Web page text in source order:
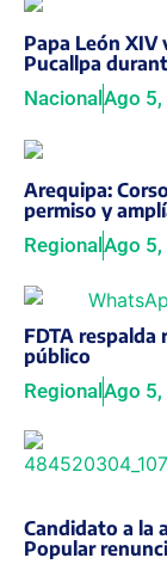
Papa León XIV
Pucallpa
Nacional Ago
Arequipa:
permiso y
RegionalAgo
FDTA respalda
público
Regional Ago
Candidato a la
Popular